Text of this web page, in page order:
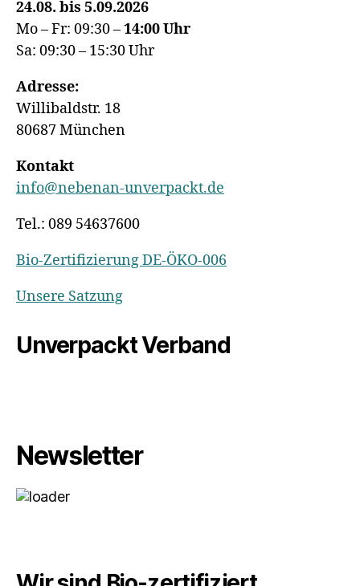
24.08. bis 5.09.2026
Mo – Fr: 09:30 –14:00Uhr
Sa: 09:30 – 15:30 Uhr
Adresse:
Willibaldstr. 18
80687 München
Kontakt
info@nebenan-unverpackt.de
Tel.: 089 54637600
Bio-Zertifizierung DE-ÖKO-006
Unsere Satzung
Unverpackt Verband
Newsletter